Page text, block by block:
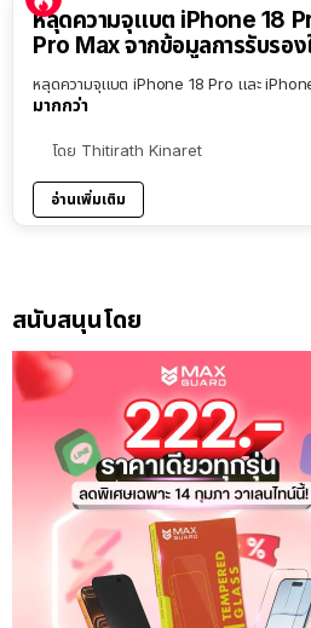
หลุดความจุแบต iPhone 18
Pro Max จากข้อมูลการรับรอ
หลุดความจุแบต iPhone 18 Pro และ
มากกว่า
โดย Thitirath Kinaret
อ่านเพิ่มเติม
สนับสนุนโดย